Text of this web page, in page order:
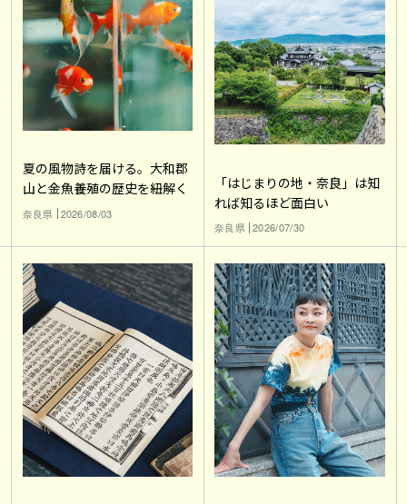
夏の風物詩を届ける。大和郡
山と金魚養殖の歴史を紐解く
奈良県 2026/08/03
「はじまりの地・奈良」は知
れば知るほど面白い
奈良県 2026/07/30